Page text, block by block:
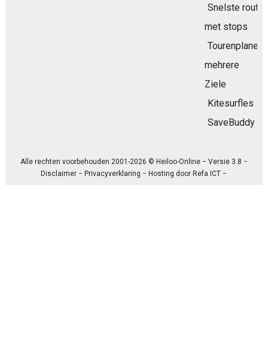
Snelste route
met stops
Tourenplaner
mehrere
Ziele
Kitesurfles
SaveBuddy
Alle rechten voorbehouden 2001-2026 © Heiloo-Online − Versie 3.8 −
Disclaimer − Privacyverklaring − Hosting door Refa ICT −